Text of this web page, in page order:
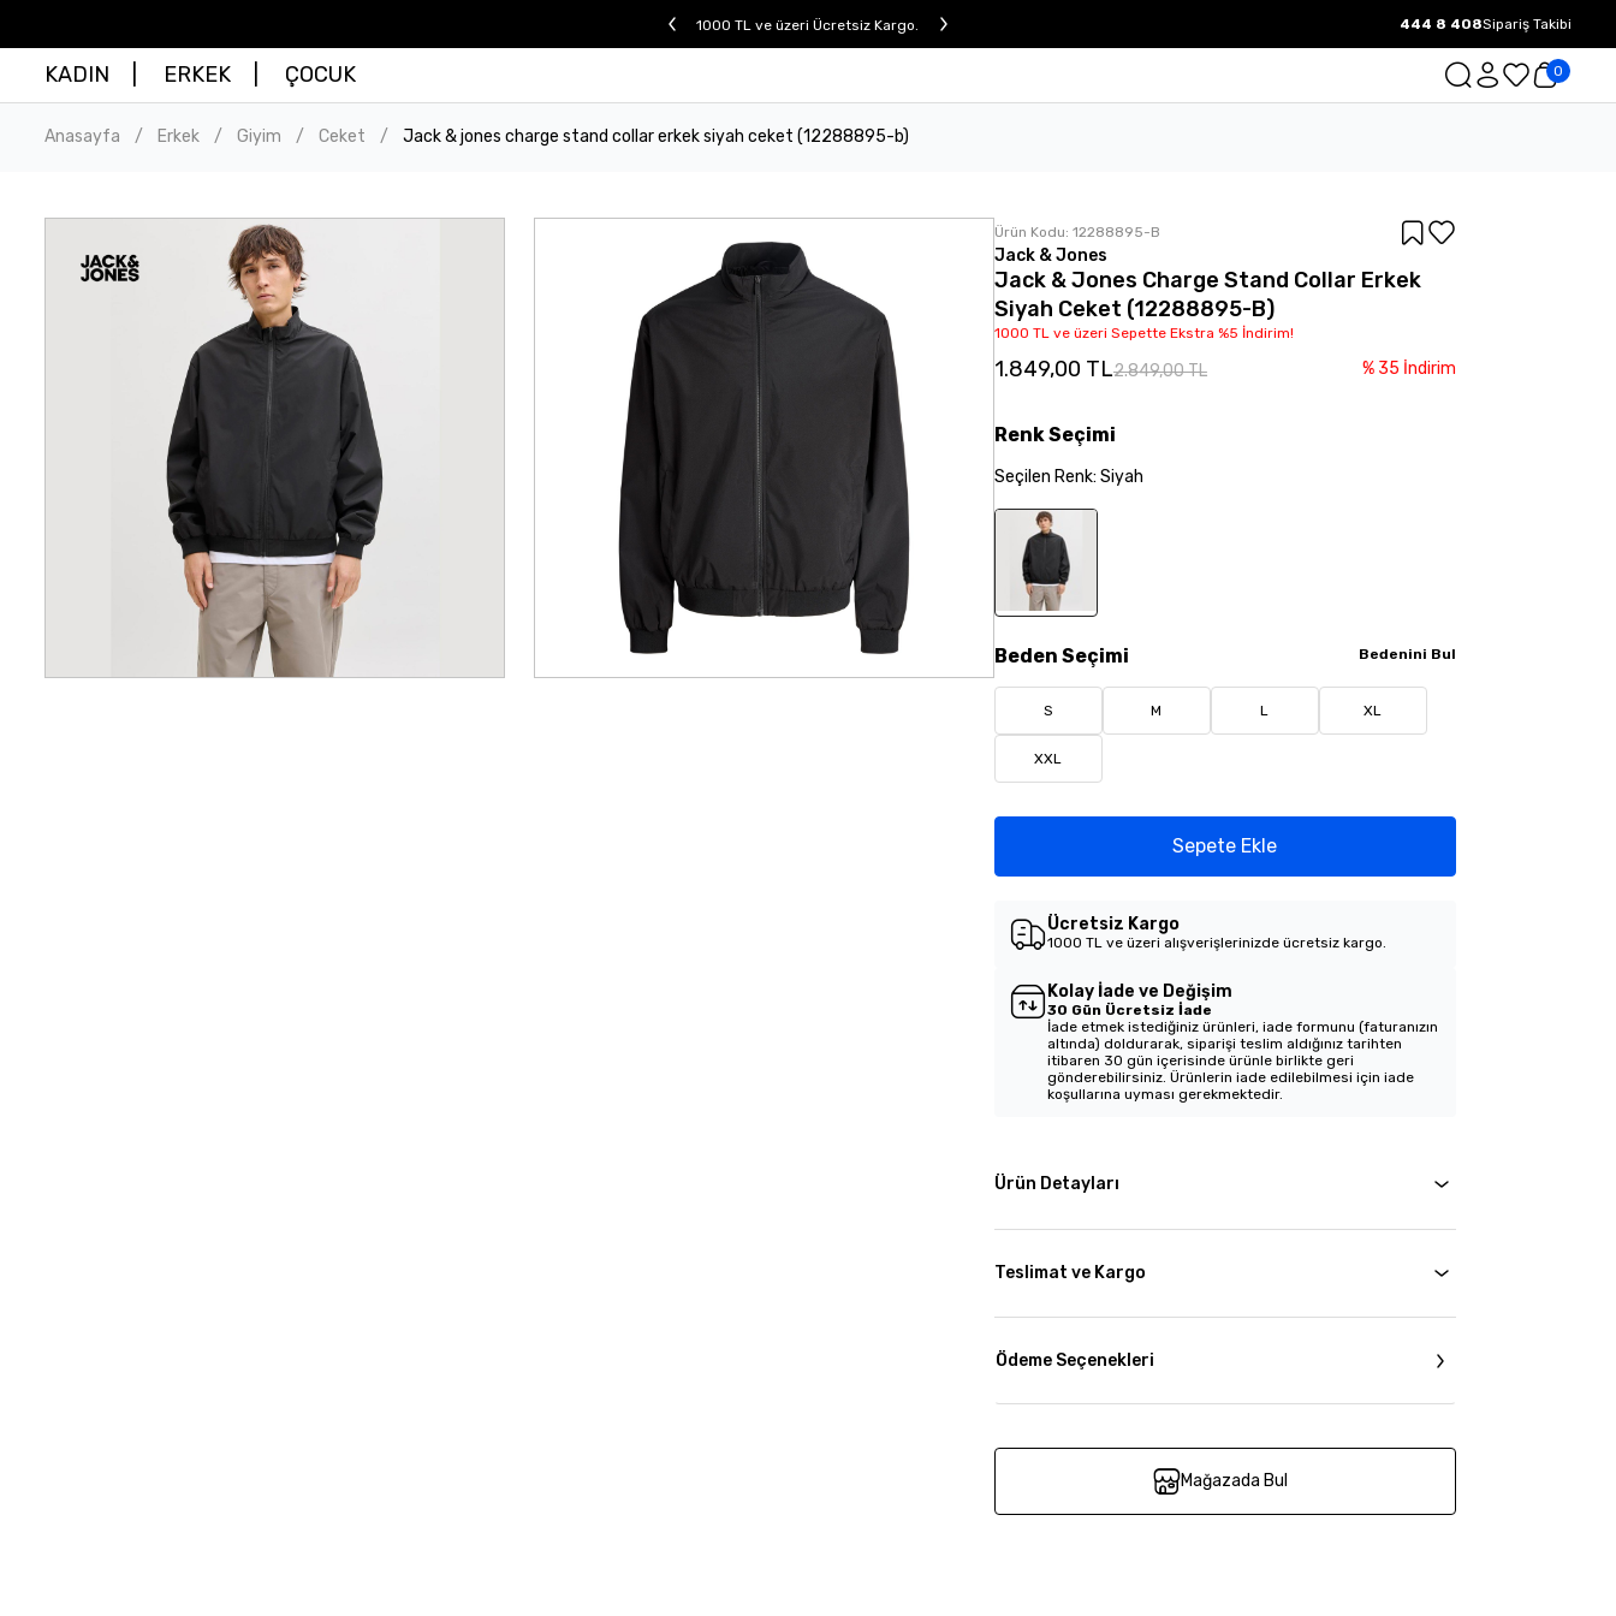
1000 TL ve üzeri Ücretsiz Kargo. 1000 TL ve üzeri Ücretsiz Kargo.
444 8 408Sipariş Takibi
KADIN ERKEK ÇOCUK 0
Anasayfa / Erkek / Giyim / Ceket / Jack & jones charge stand collar erkek siyah ceket (12288895-b)
Ürün Kodu: 12288895-B
Jack & Jones
Jack & Jones Charge Stand Collar Erkek
Siyah Ceket (12288895-B)
1000 TL ve üzeri Sepette Ekstra %5 İndirim!
1.849,00 TL2.849,00 TL % 35 İndirim
Beden Seçimi Bedenini Bul
S M L XL
XXL
RenkSeçimi
Seçilen Renk: Siyah
Sepete Ekle
Ücretsiz Kargo
1000 TL ve üzeri alışverişlerinizde ücretsiz kargo.
Kolay İade ve Değişim
30 Gün Ücretsiz İade
İade etmek istediğiniz ürünleri, iade formunu (faturanızın
altında) doldurarak, siparişi teslim aldığınız tarihten
itibaren 30 gün içerisinde ürünle birlikte geri
gönderebilirsiniz. Ürünlerin iade edilebilmesi için iade
koşullarına uyması gerekmektedir.
Ürün Detayları
Teslimat ve Kargo
Ödeme Seçenekleri
Mağazada Bul